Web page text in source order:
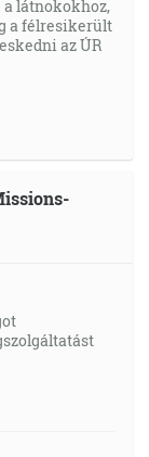
a látnokokhoz,
a félresikerült
az ÚR